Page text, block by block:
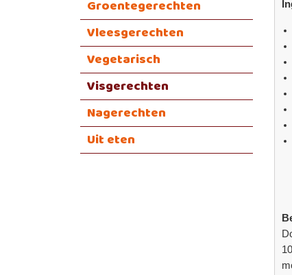
Groentegerechten
Vleesgerechten
Vegetarisch
Visgerechten
Nagerechten
Uit eten